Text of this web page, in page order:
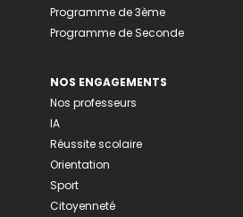
Programme de 3ème
Programme de Seconde
NOS ENGAGEMENTS
Nos professeurs
IA
Réussite scolaire
Orientation
Sport
Citoyenneté